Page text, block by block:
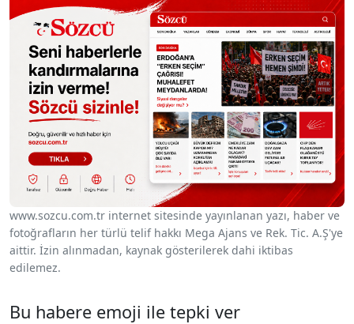
www.sozcu.com.tr internet sitesinde yayınlanan yazı, haber ve
fotoğrafların her türlü telif hakkı Mega Ajans ve Rek. Tic. A.Ş'ye
aittir. İzin alınmadan, kaynak gösterilerek dahi iktibas
edilemez.
Bu habere emoji ile tepki ver